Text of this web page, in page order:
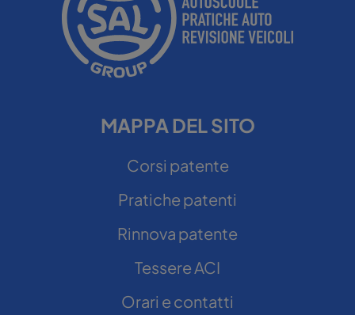
MAPPA DEL SITO
Corsi patente
Pratiche patenti
Rinnova patente
Tessere ACI
Orari e contatti